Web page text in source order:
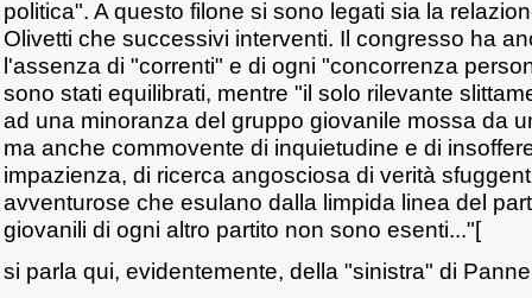
politica". A questo filone si sono legati sia la
Olivetti che successivi interventi. Il congresso ha
l'assenza di "correnti" e di ogni "concorrenza
sono stati equilibrati, mentre "il solo rilevante
ad una minoranza del gruppo giovanile mossa da
ma anche commovente di inquietudine e di
impazienza, di ricerca angosciosa di verità
avventurose che esulano dalla limpida linea del
giovanili di ogni altro partito non sono esenti..."[
si parla qui, evidentemente, della "sinistra" di